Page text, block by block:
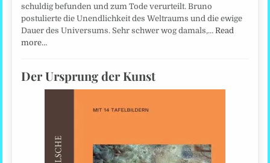
schuldig befunden und zum Tode verurteilt. Bruno
postulierte die Unendlichkeit des Weltraums und die ewige
Dauer des Universums. Sehr schwer wog damals,…Read
more…
Der Ursprung der Kunst